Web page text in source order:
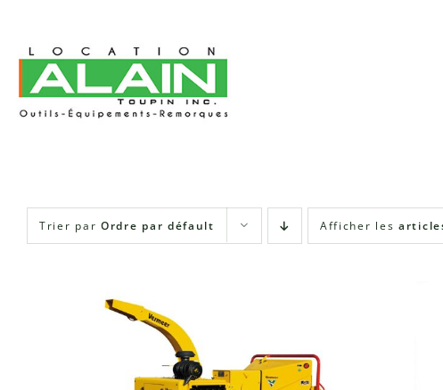
content
Trier par Ordre par défault Afficher les